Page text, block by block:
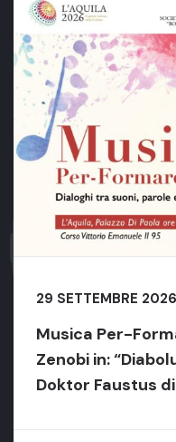
29 SETTEMBRE 2026
Musica Per-
Zenobi in:
Doktor Faustus